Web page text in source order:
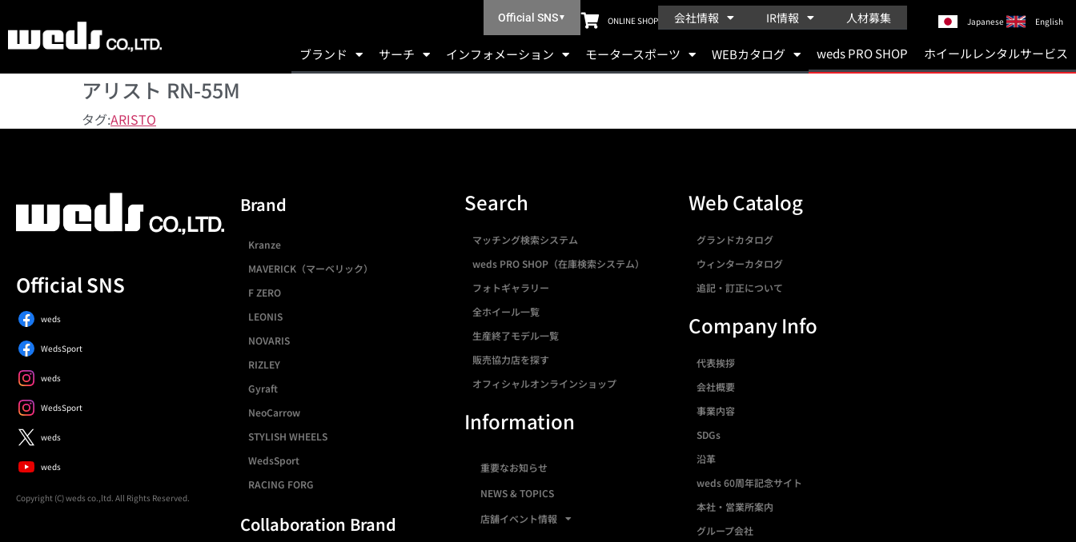
Official SNS▼ ONLINE SHOP 会社情報 IR情報 人材募集 Japanese English
ブランド サーチ インフォメーション モータースポーツ WEBカタログ weds PRO SHOP ホイールレンタルサービス
アリスト RN-55M
タグ:ARISTO
Official SNS
weds
WedsSport
weds
WedsSport
weds
weds
Copyright (C) weds co.,ltd. All Rights Reserved.
Brand
Kranze
MAVERICK（マーベリック）
F ZERO
LEONIS
NOVARIS
RIZLEY
Gyraft
NeoCarrow
STYLISH WHEELS
WedsSport
RACING FORG
Collaboration Brand
Search
マッチング検索システム
weds PRO SHOP（在庫検索システム）
フォトギャラリー
全ホイール一覧
生産終了モデル一覧
販売協力店を探す
オフィシャルオンラインショップ
Information
重要なお知らせ
NEWS & TOPICS
店舗イベント情報
Web Catalog
グランドカタログ
ウィンターカタログ
追記・訂正について
Company Info
代表挨拶
会社概要
事業内容
SDGs
沿革
weds 60周年記念サイト
本社・営業所案内
グループ会社